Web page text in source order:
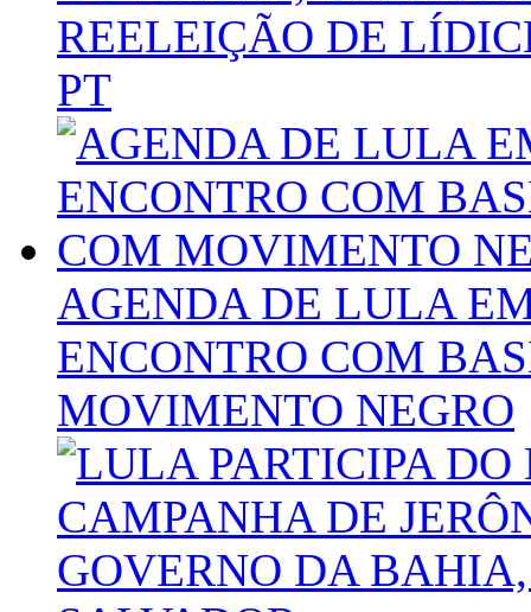
REELEIÇÃO DE
PT
AGENDA DE LULA
ENCONTRO COM
MOVIMENTO NEGRO